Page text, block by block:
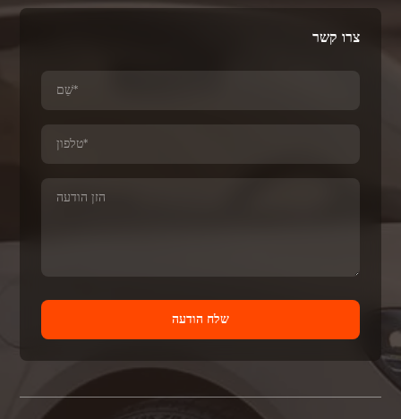
צרו קשר
שלח הודעה